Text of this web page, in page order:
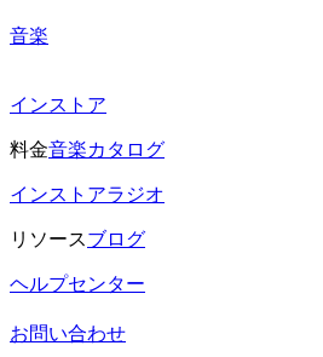
音楽
インストア
料金音楽カタログ
インストアラジオ
リソースブログ
ヘルプセンター
お問い合わせ